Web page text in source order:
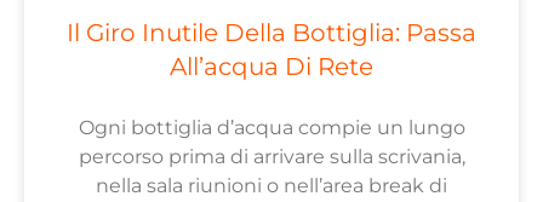
Il Giro Inutile Della Bottiglia: Passa
All’acqua Di Rete
Ogni bottiglia d’acqua compie un lungo
percorso prima di arrivare sulla scrivania,
nella sala riunioni o nell’area break di